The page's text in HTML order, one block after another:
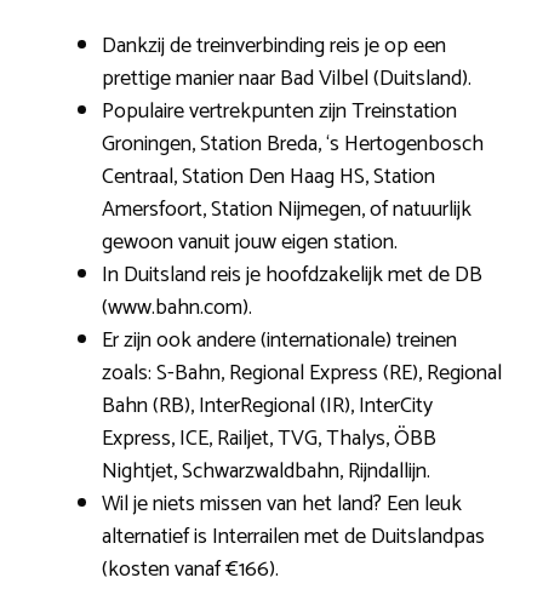
Dankzij de treinverbinding reis je op een
prettige manier naar Bad Vilbel (Duitsland).
Populaire vertrekpunten zijn Treinstation
Groningen, Station Breda, ‘s Hertogenbosch
Centraal, Station Den Haag HS, Station
Amersfoort, Station Nijmegen, of natuurlijk
gewoon vanuit jouw eigen station.
In Duitsland reis je hoofdzakelijk met de DB
(www.bahn.com).
Er zijn ook andere (internationale) treinen
zoals: S-Bahn, Regional Express (RE), Regional
Bahn (RB), InterRegional (IR), InterCity
Express, ICE, Railjet, TVG, Thalys, ÖBB
Nightjet, Schwarzwaldbahn, Rijndallijn.
Wil je niets missen van het land? Een leuk
alternatief is Interrailen met de Duitslandpas
(kosten vanaf €166).